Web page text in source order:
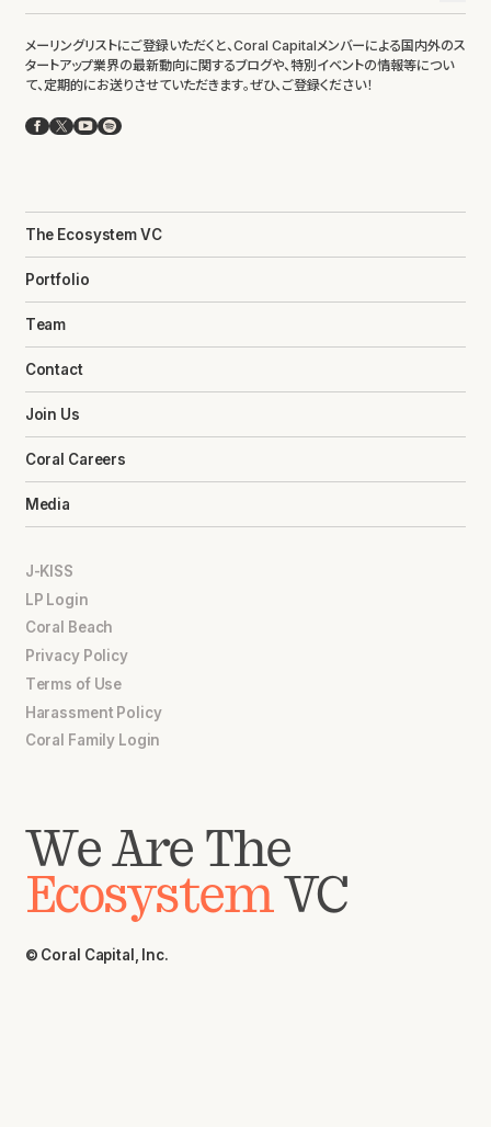
メーリングリストにご登録いただくと、Coral Capitalメンバーによる国内外のス
タートアップ業界の最新動向に関するブログや、特別イベントの情報等につい
て、定期的にお送りさせていただきます。ぜひ、ご登録ください！
Facebook
X YouTube
Spotify
The Ecosystem VC
Portfolio
Team
Contact
Join Us
Coral Careers
Media
J-KISS
LP Login
Coral Beach
Privacy Policy
Terms of Use
Harassment Policy
Coral Family Login
We Are The
EcosystemVC
© Coral Capital, Inc.